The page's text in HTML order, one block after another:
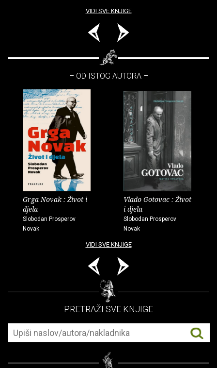
VIDI SVE KNJIGE
– OD ISTOG AUTORA –
Grga Novak : Život i
djela
Slobodan Prosperov
Novak
Vlado Gotovac : Život
i djela
Slobodan Prosperov
Novak
VIDI SVE KNJIGE
– PRETRAŽI SVE KNJIGE –